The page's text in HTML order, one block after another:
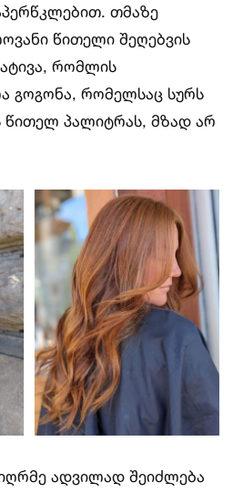
თმაზე
წითელი შეღებვის
რომლის
გოგონა, რომელსაც სურს
პალიტრას, მზად არ
ადვილად შეიძლება